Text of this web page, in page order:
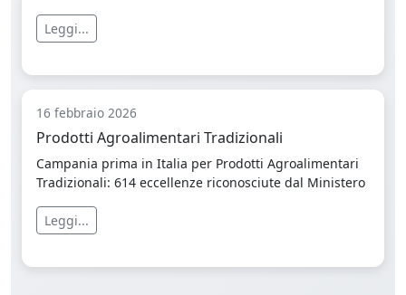
Leggi...
16 febbraio 2026
Prodotti Agroalimentari Tradizionali
Campania prima in Italia per Prodotti Agroalimentari
Tradizionali: 614 eccellenze riconosciute dal Ministero
Leggi...